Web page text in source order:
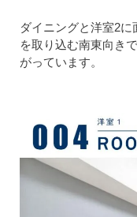
ダイニングと洋室2
を取り込む南東向き
がっています。